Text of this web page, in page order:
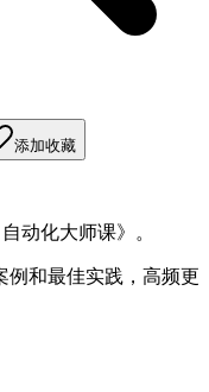
添加收藏
动化大师课》。
例和最佳实践，高频更